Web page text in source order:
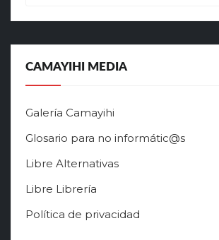
CAMAYIHI MEDIA
Galería Camayihi
Glosario para no informátic@s
Libre Alternativas
Libre Librería
Política de privacidad